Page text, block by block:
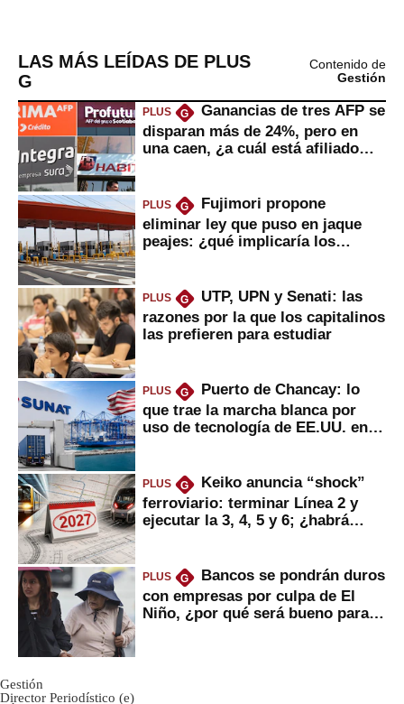
LAS MÁS LEÍDAS DE PLUS
G
Contenido de
Gestión
PLUS G
Ganancias de tres AFP se
disparan más de 24%, pero en
una caen, ¿a cuál está afiliado
PLUS G
Fujimori propone
eliminar ley que puso en jaque
peajes: ¿qué implicaría los
PLUS G
UTP, UPN y Senati: las
razones por la que los capitalinos
las prefieren para estudiar
PLUS G
Puerto de Chancay: lo
que trae la marcha blanca por
uso de tecnología de EE.UU. en
PLUS G
Keiko anuncia “shock”
ferroviario: terminar Línea 2 y
ejecutar la 3, 4, 5 y 6; ¿habrá
PLUS G
Bancos se pondrán duros
con empresas por culpa de El
Niño, ¿por qué será bueno para
Gestión
Director Periodístico (e)